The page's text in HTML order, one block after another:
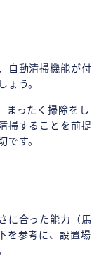
自動清掃機能が付
う。
まったく掃除をし
掃することを前提
す。
に合った能力（馬
を参考に、設置場